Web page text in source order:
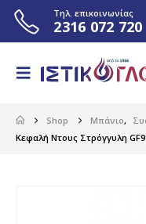
Τηλ. επικοινωνίας
2316 072 720
Shop Μπάνιο,
Κεφαλή Ντους Στρόγγυλη